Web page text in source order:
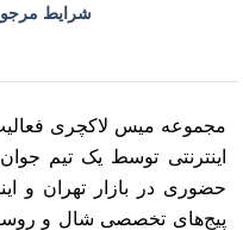
شرایط مرجوع
مجموعه میس لاکچری
حضوری در بازار تهران و
پیج‌های تخصصی شال و